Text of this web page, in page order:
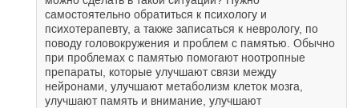
самостоятельно обратиться к психологу и
психотерапевту, а также записаться к неврологу, по
поводу головокружения и проблем с памятью. Обычно
при проблемах с памятью помогают ноотропные
препараты, которые улучшают связи между
нейронами, улучшают метаболизм клеток мозга,
улучшают память и внимание, улучшают